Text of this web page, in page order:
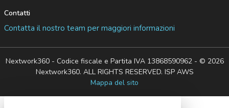
Contatti
Contatta il nostro team per maggiori informazioni
Nextwork360 - Codice fiscale e Partita IVA 13868590962 - © 2026
Nextwork360. ALL RIGHTS RESERVED. ISP AWS
Mappa del sito